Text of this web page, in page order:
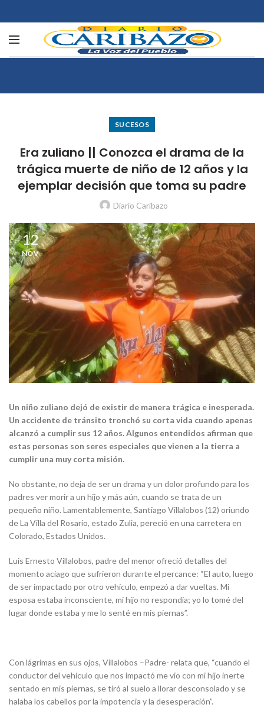
SUCESOS
Era zuliano || Conozca el drama de la
trágica muerte de niño de 12 años y la
ejemplar decisión que toma su padre
Diario Caribazo
12
NOV
Un niño zuliano dejó de existir de manera trágica e inesperada.
Un accidente de tránsito tronchó su corta vida cuando apenas
alcanzó a cumplir sus 12 años. Algunos entendidos afirman que
estas personas son seres especiales que vienen a la tierra a
cumplir una muy corta misión.
No obstante, no deja de ser un drama y un dolor profundo para los
padres ver morir a un hijo y más aún, cuando se trata de un
pequeño niño. Lamentablemente, Santiago Villalobos (12) oriundo
de La Villa del Rosario, estado Zulia, pereció en una carretera en
Colorado, Estados Unidos.
Luis Ernesto Villalobos, padre del menor ofreció detalles del
momento aciago que sufrieron durante el percance: “El auto, luego
de ser impactado por otro vehículo, empezó a dar vueltas. Mi
esposa estaba inconsciente, mi hijo no respondía; yo lo tomé del
lugar donde estaba y me lo senté en mis piernas”.
Con lágrimas en sus ojos, Villalobos –Padre- relata que, “cuando el
conductor del vehículo que nos impactó me vio con mi hijo inerte
sentado en mis piernas, se tiró al suelo a llorar desconsolado y se
halaba los cabellos por la impotencia y la desesperación”.